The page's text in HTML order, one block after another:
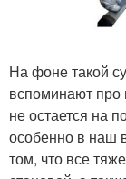
На фоне такой
вспоминают
не остается на
особенно в наш
том, что все